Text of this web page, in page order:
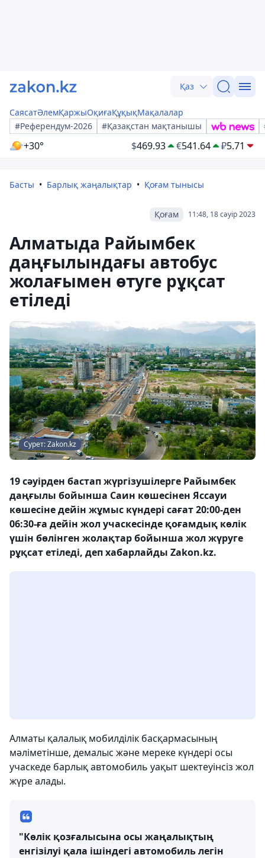
Қаз
СаясатӘлемҚаржыОқиғаҚұқықМақалалар
#Референдум-2026
#Қазақстан мақтанышы
+30° $469.93 €541.64 ₽5.71
Басты Барлық жаңалықтар Қоғам тынысы
11:48, 18 сәуір 2023
Қоғам
Алматыда Райымбек
даңғылындағы автобус
жолағымен өтуге рұқсат
етіледі
Сурет: Zakon.kz
19 сәуірден бастап жүргізушілерге Райымбек
даңғылы бойынша Саин көшесінен Яссауи
көшесіне дейін жұмыс күндері сағат 20:00-ден
06:30-ға дейін жол учаскесінде қоғамдық көлік
үшін бөлінген жолақтар бойынша жол жүруге
рұқсат етіледі, деп хабарлайды Zakon.kz.
Алматы қалалық мобилділік басқармасының
мәліметінше, демалыс және мереке күндері осы
учаскеде барлық автомобиль уақыт шектеуінсіз жол
жүре алады.
"Көлік қозғалысына осы жаңалықтың
енгізілуі қала ішіндегі автомобиль легін